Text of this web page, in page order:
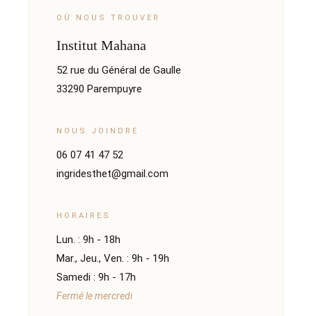
OÙ NOUS TROUVER
Institut Mahana
52 rue du Général de Gaulle
33290 Parempuyre
NOUS JOINDRE
06 07 41 47 52
ingridesthet@gmail.com
HORAIRES
Lun. : 9h - 18h
Mar., Jeu., Ven. : 9h - 19h
Samedi : 9h - 17h
Fermé le mercredi